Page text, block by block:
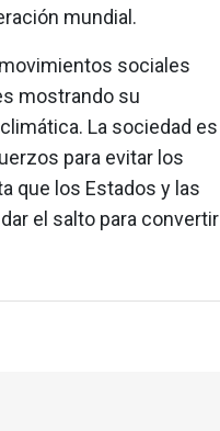
mundial.
sociales
mostrando su
La sociedad es
para evitar los
que los Estados y las
el salto para convertir